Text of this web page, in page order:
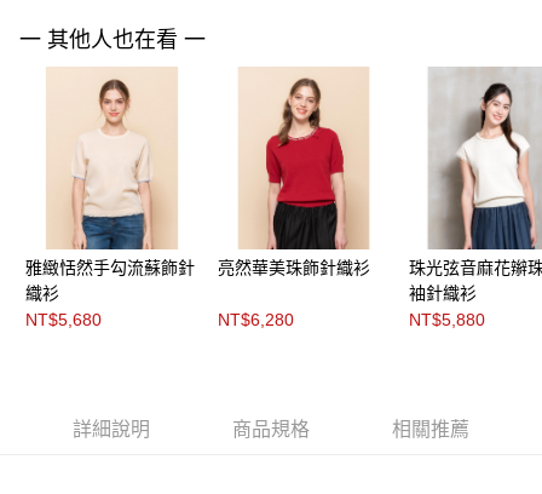
客戶支援中心」https://netprotections.freshdesk.com/support/home
１．透過由恩沛科技股份有限公司提供之「AFTEE先享後付」服務完成之交
易，需依本服務之必要範圍內提供個人資料，並將交易相關給付款項請求債
權轉讓予恩沛科技股份有限公司。
２．關於個人資料處理事宜，請瀏覽以下網址：
https://aftee.tw/terms/#terms3
３．未成年的使用者請事先徵得法定代理人或監護人之同意方可使用
「AFTEE先享後付」，若未經同意申辦者引起之損失，本公司不負相關責
任。
４．使用「AFTEE先享後付」時，將依據個別帳號之用戶狀況，依本公司即
時審查核予不同之上限額度；若仍有額度不足之情形，本公司將視審查結果
請求用戶進行身份認證。
付款後門市自取
一 其他人也在看 一
雅緻恬然手勾流蘇飾針
織衫
NT$5,680
亮然華美珠飾針織衫
NT$6,280
珠光弦音麻花辮
袖針織衫
NT$5,880
詳細說明 商品規格 相關推薦